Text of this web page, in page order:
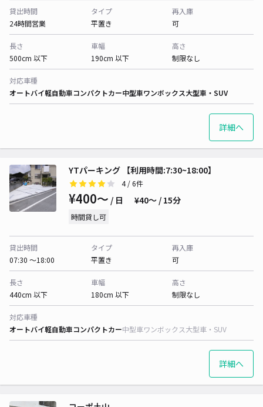
貸出時間
24時間営業
タイプ
平置き
再入庫
可
長さ
500cm 以下
車幅
190cm 以下
高さ
制限なし
対応車種
オートバイ軽自動車コンパクトカー中型車ワンボックス大型車・SUV
詳細へ
YTパーキング 【利用時間:7:30~18:00】
4/ 6件
¥400〜 / 日 ¥40〜 / 15分
時間貸し可
貸出時間
07:30 〜18:00
タイプ
平置き
再入庫
可
長さ
440cm 以下
車幅
180cm 以下
高さ
制限なし
対応車種
オートバイ軽自動車コンパクトカー中型車ワンボックス大型車・SUV
詳細へ